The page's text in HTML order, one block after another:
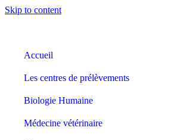
Skip to content
Accueil
Les centres de prélèvements
Biologie Humaine
Médecine vétérinaire